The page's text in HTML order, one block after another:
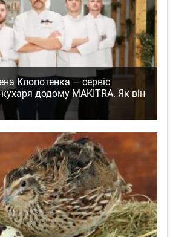
Клопотенка — сервіс
додому MAKITRA. Як він